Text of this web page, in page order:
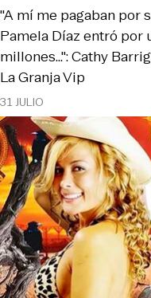
31 JULIO
"A mí me pagaban por
Pamela Díaz entró por
millones...": Cathy
La Granja Vip